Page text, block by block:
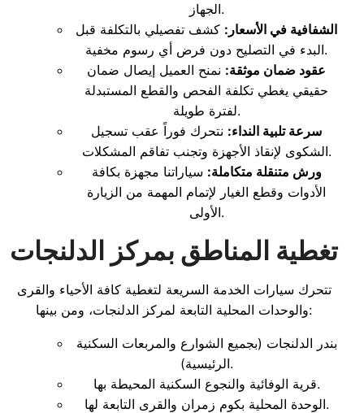
الجهاز.
الشفافية في الأسعار: كشف تفصيلي بالتكلفة قبل
البدء في التصليح دون فرض أي رسوم مخفية.
عقود ضمان موثقة: نمنح العميل إيصال ضمان
حقيقي يغطي تكلفة الفحص والقطع المستبدلة
لفترة طويلة.
سرعة تلبية النداء: نتحرك فوراً عقب تسجيل
الشكوى لإنقاذ الأجهزة وتجنب تفاقم المشكلات.
ورش متنقلة متكاملة: سياراتنا مجهزة بكافة
الأدوات وقطع الغيار لإتمام المهمة من الزيارة
الأولى.
تغطية المناطق بمركز الدلنجات
تتحرك سيارات الخدمة السريعة لتغطية كافة الأحياء والقرى
والوحدات المحلية التابعة لمركز الدلنجات، ومن بينها:
بندر الدلنجات (بجميع الشوارع والمربعات السكنية
الرئيسية).
قرية الوفائية والنجوع السكنية المحيطة بها.
الوحدة المحلية بكوم زمران والقرى التابعة لها.